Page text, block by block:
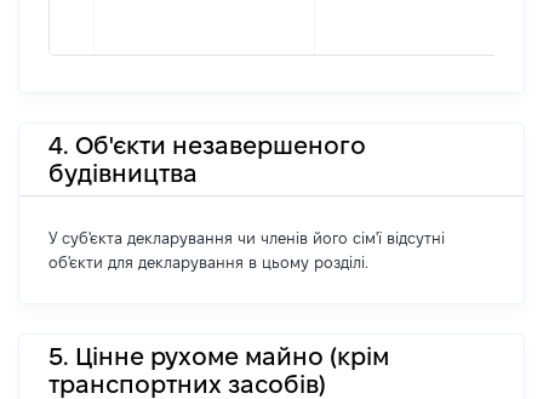
4. Об'єкти незавершеного
будівництва
У суб'єкта декларування чи членів його сім'ї відсутні
об'єкти для декларування в цьому розділі.
5. Цінне рухоме майно (крім
транспортних засобів)